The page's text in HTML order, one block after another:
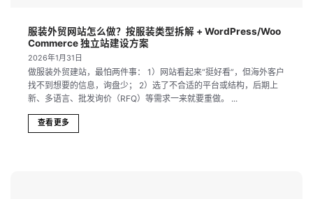
服装外贸网站怎么做？按服装类型拆解 + WordPress/Woo
Commerce 独立站建设方案
2026年1月31日
做服装外贸建站，最怕两件事： 1）网站看起来“挺好看”，但海外客户
找不到想要的信息，询盘少； 2）选了不合适的平台或结构，后期上
新、多语言、批发询价（RFQ）等需求一来就要重做。 ...
查看更多